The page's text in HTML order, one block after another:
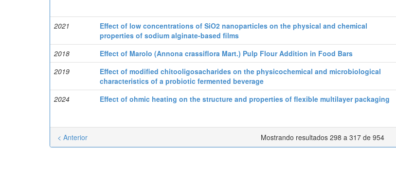
2021
Effect of low concentrations of SiO2 nanoparticles on the physical and chemical
properties of sodium alginate-based films
2018 Effect of Marolo (Annona crassiflora Mart.) Pulp Flour Addition in Food Bars
2019
Effect of modified chitooligosacharides on the physicochemical and microbiological
characteristics of a probiotic fermented beverage
2024 Effect of ohmic heating on the structure and properties of flexible multilayer packaging
Mostrando resultados 298 a 317 de 954
< Anterior